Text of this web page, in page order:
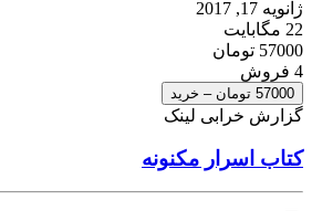
ژانویه 17, 2017
22 مگابایت
57000 تومان
4 فروش
57000 تومان – خرید
گزارش خرابی لینک
کتاب اسرار مکنونه